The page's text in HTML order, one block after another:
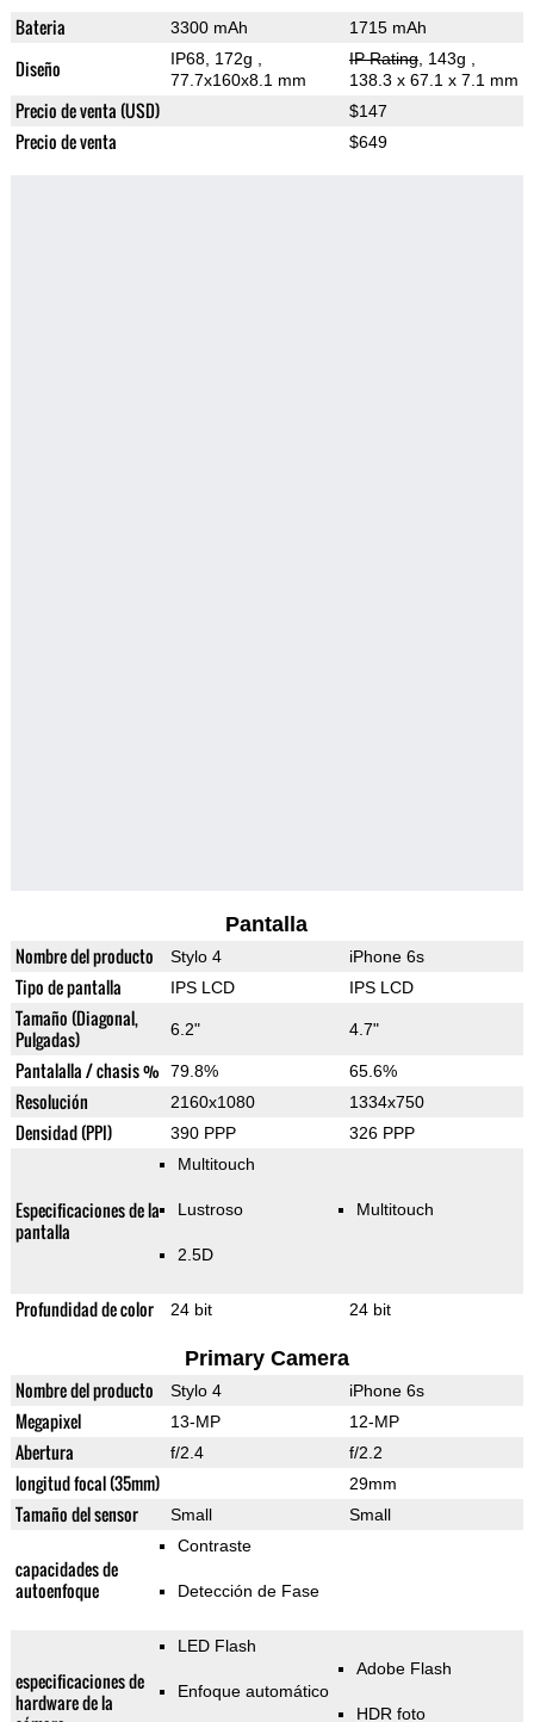
Bateria 3300 mAh 1715 mAh
Diseño IP68, 172g
77.7x160x8.1 mm
IP Rating, 143g
138.3 x 67.1 x 7.1 mm
Precio de venta (USD) $147
Precio de venta $649
Pantalla
Nombre del producto Stylo 4 iPhone 6s
Tipo de pantalla IPS LCD IPS LCD
Tamaño (Diagonal,
Pulgadas)
6.2" 4.7"
Pantalalla / chasis % 79.8% 65.6%
Resolución 2160x1080 1334x750
Densidad (PPI) 390 PPP 326 PPP
Especificaciones de la
pantalla
Multitouch
Lustroso
2.5D
Multitouch
Profundidad de color 24 bit 24 bit
Primary Camera
Nombre del producto Stylo 4 iPhone 6s
Megapixel 13-MP 12-MP
Abertura f/2.4 f/2.2
longitud focal (35mm) 29mm
Tamaño del sensor Small Small
capacidades de
autoenfoque
Contraste
Detección de Fase
especificaciones de
hardware de la
LED Flash
Enfoque automático
Adobe Flash
HDR foto